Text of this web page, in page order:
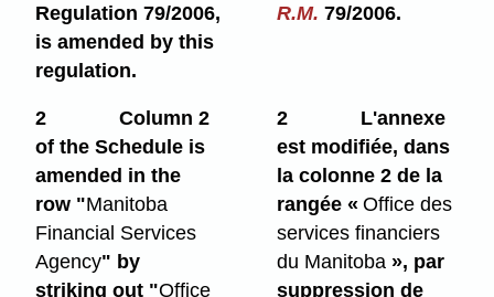
Regulation 79/2006,
is amended by this
regulation.
R.M. 79/2006.
2
Column 2
of the Schedule is
amended in the
row "Manitoba
Financial Services
Agency" by
striking out "Office
2
L'annexe
est modifiée, dans
la colonne 2 de la
rangée «Office des
services financiers
du Manitoba », par
suppression de